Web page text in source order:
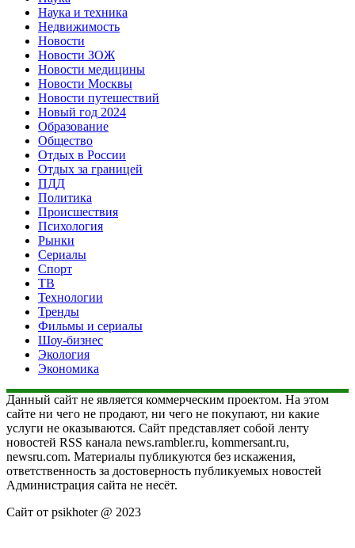
Наука и техника
Недвижимость
Новости
Новости ЗОЖ
Новости медицины
Новости Москвы
Новости путешествий
Новый год 2024
Образование
Общество
Отдых в России
Отдых за границей
ПДД
Политика
Происшествия
Психология
Рынки
Сериалы
Спорт
ТВ
Технологии
Тренды
Фильмы и сериалы
Шоу-бизнес
Экология
Экономика
Данный сайт не является коммерческим проектом. На этом
сайте ни чего не продают, ни чего не покупают, ни какие
услуги не оказываются. Сайт представляет собой ленту
новостей RSS канала news.rambler.ru, kommersant.ru,
newsru.com. Материалы публикуются без искажения,
ответственность за достоверность публикуемых новостей
Администрация сайта не несёт.
Сайт от psikhoter @ 2023